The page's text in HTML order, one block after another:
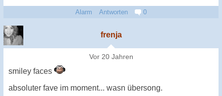
Alarm Antworten 0
frenja
Vor 20 Jahren
smiley faces
absoluter fave im moment... wasn übersong.